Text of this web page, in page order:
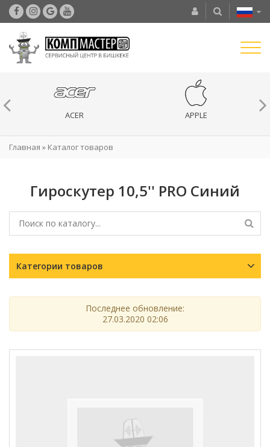
ACER APPLE
Главная » Каталог товаров
Гироскутер 10,5'' PRO Синий
Категории товаров
Последнее обновление:
27.03.2020 02:06